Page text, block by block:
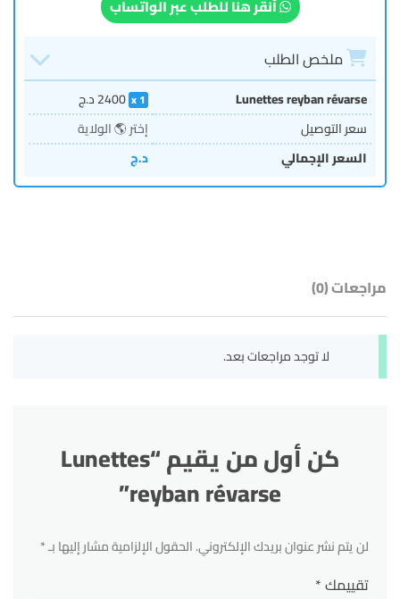
أنقر هنا للطلب عبر الواتساب
ملخص الطلب
Lunettes reyban révarse
1
2400د.ج
سعر التوصيل
إختر 🌎 الولاية
السعر الإجمالي
د.ج
مراجعات (0)
لا توجد مراجعات بعد.
كن أول من يقيم “Lunettes
reyban révarse”
لن يتم نشر عنوان بريدك الإلكتروني.الحقول الإلزامية مشار إليها بـ*
تقييمك*